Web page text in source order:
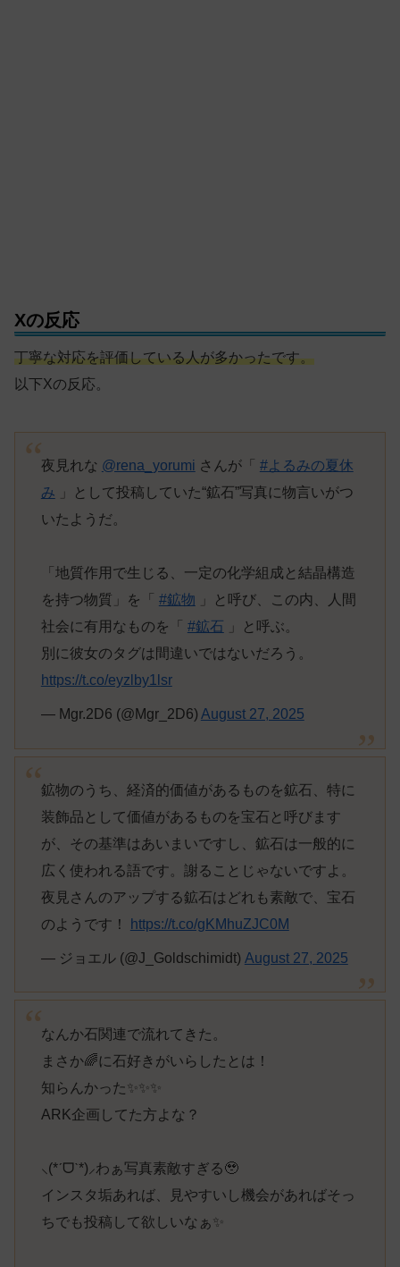
Xの反応
丁寧な対応を評価している人が多かったです。
以下Xの反応。
夜見れな @rena_yorumi さんが「 #よるみの夏休
み 」として投稿していた“鉱石”写真に物言いがつ
いたようだ。
「地質作用で生じる、一定の化学組成と結晶構造
を持つ物質」を「 #鉱物 」と呼び、この内、人間
社会に有用なものを「 #鉱石 」と呼ぶ。
別に彼女のタグは間違いではないだろう。
https://t.co/eyzlby1lsr
— Mgr.2D6 (@Mgr_2D6) August 27, 2025
鉱物のうち、経済的価値があるものを鉱石、特に
装飾品として価値があるものを宝石と呼びます
が、その基準はあいまいですし、鉱石は一般的に
広く使われる語です。謝ることじゃないですよ。
夜見さんのアップする鉱石はどれも素敵で、宝石
のようです！
https://t.co/gKMhuZJC0M
— ジョエル (@J_Goldschimidt) August 27, 2025
なんか石関連で流れてきた。
まさか🌈に石好きがいらしたとは！
知らんかった✨✨✨
ARK企画してた方よな？
⸜(*ˊᗜˋ*)⸝わぁ写真素敵すぎる🥹
インスタ垢あれば、見やすいし機会があればそっ
ちでも投稿して欲しいなぁ✨